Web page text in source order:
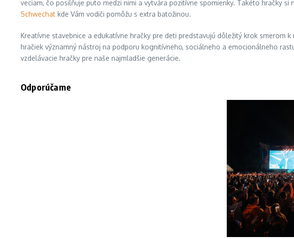
veciam, čo posilňuje puto medzi nimi a vytvára pozitívne spomienky. Takéto hračky
Schwechat kde Vám vodiči pomôžu s extra batožinou.
Kreatívne stavebnice a edukatívne hračky pre deti predstavujú dôležitý krok
hračiek významný nástroj na podporu kognitívneho, sociálneho a emocionálneho
vzdelávacie hračky pre naše najmladšie generácie.
Odporúčame